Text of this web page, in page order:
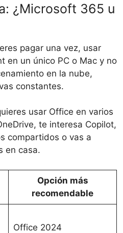
¿Microsoft 365 u
pagar una vez, usar
en un único PC o Mac y no
en la nube,
constantes.
usar Office en varios
te interesa Copilot,
compartidos o vas a
en casa.
Opción más
recomendable
Office 2024